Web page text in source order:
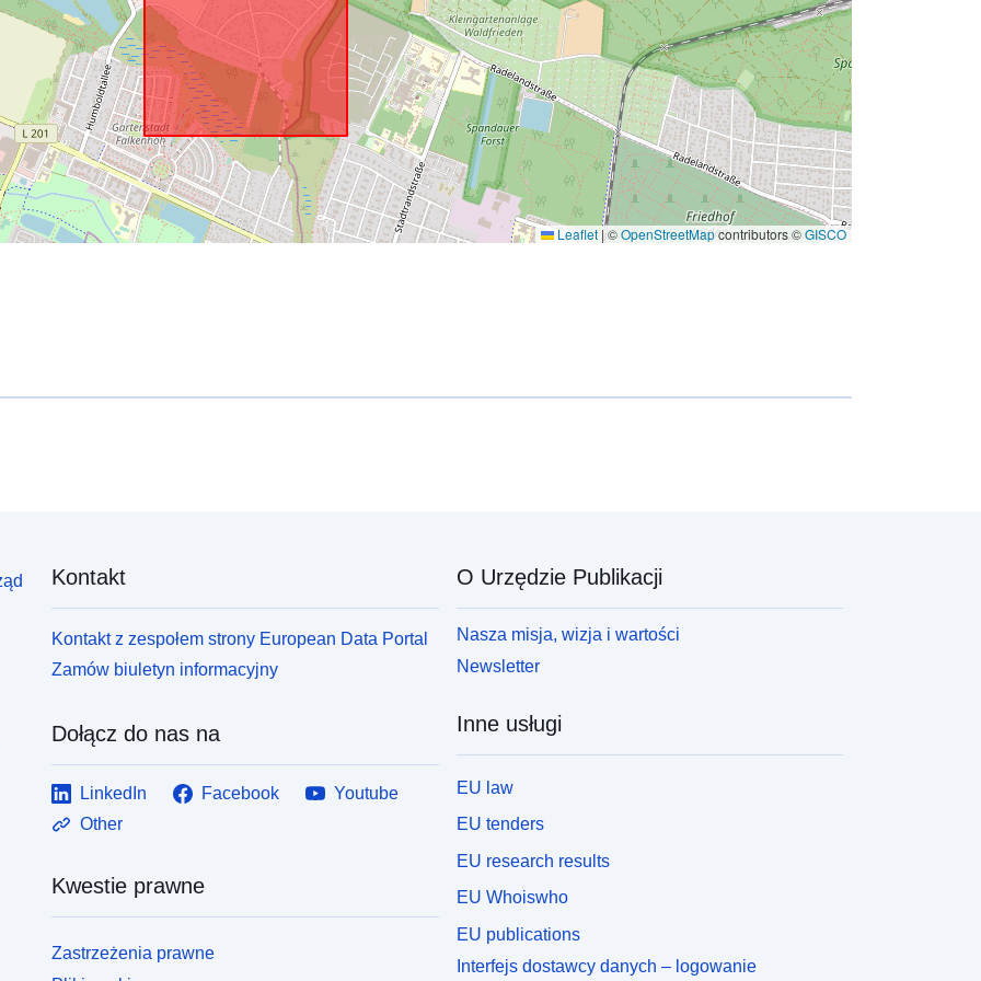
Leaflet|©OpenStreetMapcontributors ©GISCO
Kontakt
Kontakt z zespołem strony European Data Portal
Zamów biuletyn informacyjny
Dołącz do nas na
LinkedIn Facebook
Youtube
Other
Kwestie prawne
Zastrzeżenia prawne
O Urzędzie Publikacji
Nasza misja, wizja i wartości
Newsletter
Inne usługi
EU law
EU tenders
EU research results
EU Whoiswho
EU publications
Interfejs dostawcy danych – logowanie